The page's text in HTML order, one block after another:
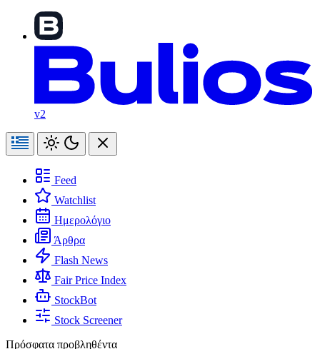
v2
Feed
Watchlist
Ημερολόγιο
Άρθρα
Flash News
Fair Price Index
StockBot
Stock Screener
Πρόσφατα προβληθέντα